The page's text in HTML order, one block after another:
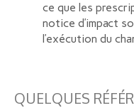
ce que les
notice d’impact
l’exécution du
QUELQUES